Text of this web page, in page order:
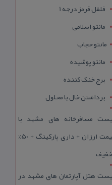
فلفل قرمز درجه 1
مانتو اسلامی
مانتو حجاب
مانتو پوشیده
برج خنک کننده
برداشتن خال با محلول
مسافرخانه های مشهد با
قیمت ارزان + داری پارکینگ + 50%
هتل آپارتمان های مشهد در